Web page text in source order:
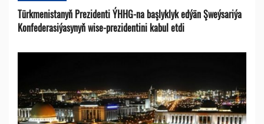
Türkmenistanyň Prezidenti ÝHHG-na başlyklyk edýän Şweýsariýa
Konfederasiýasynyň wise-prezidentini kabul etdi